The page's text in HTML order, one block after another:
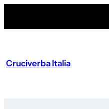
Cruciverba Italia